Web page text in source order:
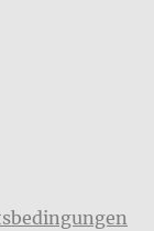
Instagram